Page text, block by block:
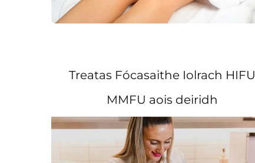
Treatas Fócasaithe Iolrach HIFU
MMFU aois deiridh